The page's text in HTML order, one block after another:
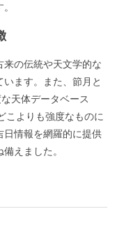
来の伝統や天文学的な
ます。また、節月と
天体データベース
こよりも強度なものに
日情報を網羅的に提供
えました。